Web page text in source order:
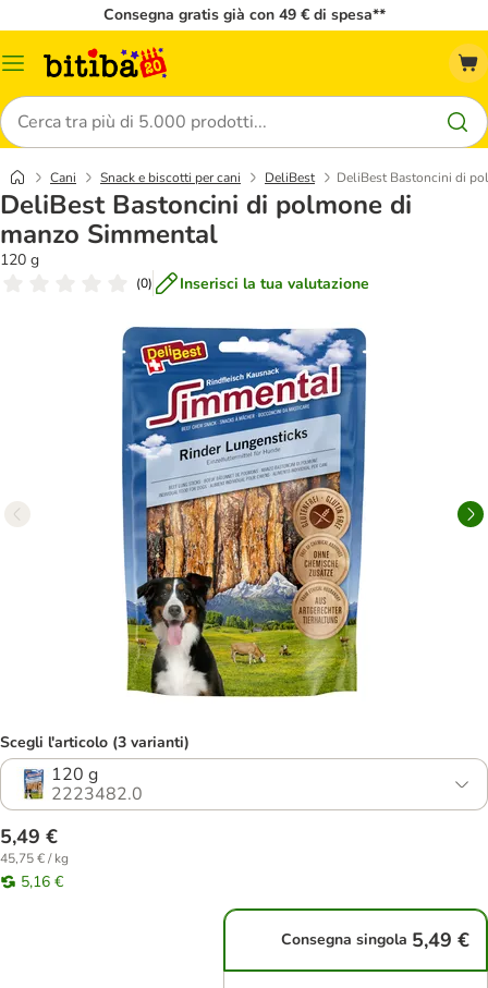
Consegna gratis già con 49 € di spesa**
Overview
Cerca
Cani Snack e biscotti per cani DeliBest DeliBest Bastoncini di
DeliBest Bastoncini di polmone di
manzo Simmental
120 g
(0) Inserisci la tua valutazione
Scegli l'articolo (3 varianti)
120 g
2223482.0
5,49 €
45,75 € / kg
5,16 €
Consegna singola 5,49 €